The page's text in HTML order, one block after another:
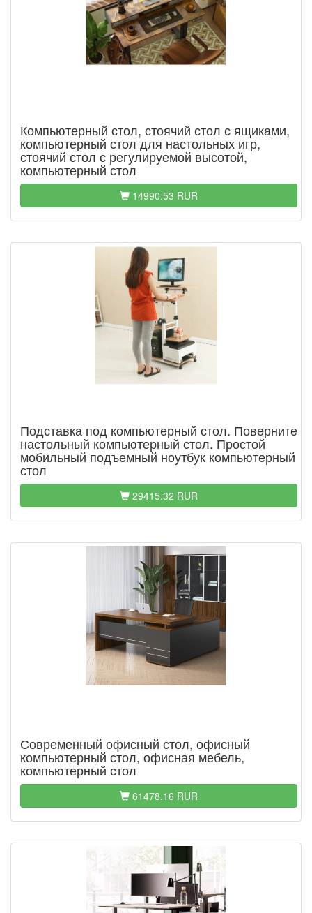
Компьютерный стол, стоячий стол с ящиками,
компьютерный стол для настольных игр,
стоячий стол с регулируемой высотой,
компьютерный стол
14990.53 RUR
Подставка под компьютерный стол. Поверните
настольный компьютерный стол. Простой
мобильный подъемный ноутбук компьютерный
стол
29415.32 RUR
Современный офисный стол, офисный
компьютерный стол, офисная мебель,
компьютерный стол
61478.16 RUR